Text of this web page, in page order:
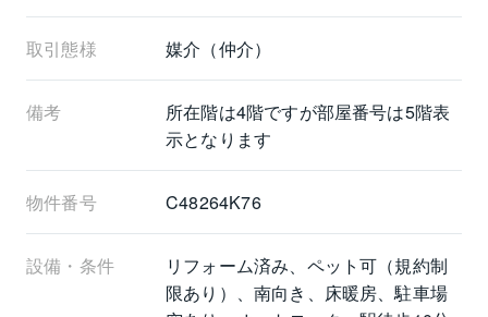
取引態様 媒介（仲介）
備考
所在階は4階ですが部屋番号は5階表
示となります
物件番号 C48264K76
設備・条件
リフォーム済み、ペット可（規約制
限あり）、南向き、床暖房、駐車場